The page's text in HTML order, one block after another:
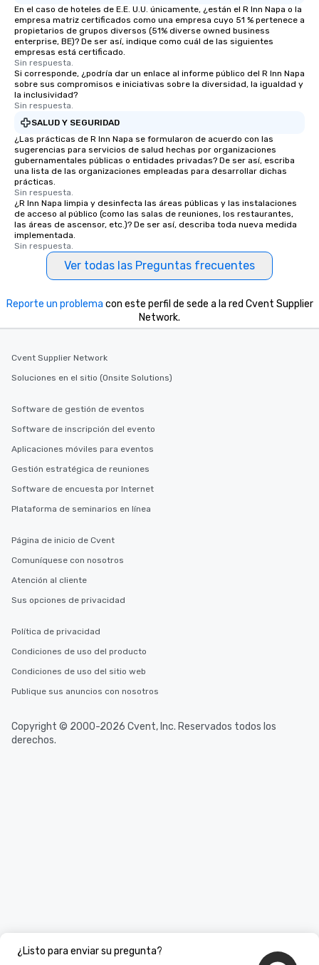
En el caso de hoteles de E.E. U.U. únicamente, ¿están el R Inn Napa o la
empresa matriz certificados como una empresa cuyo 51 % pertenece a
propietarios de grupos diversos (51% diverse owned business
enterprise, BE)? De ser así, indique como cuál de las siguientes
empresas está certificado.
Sin respuesta.
Si corresponde, ¿podría dar un enlace al informe público del R Inn Napa
sobre sus compromisos e iniciativas sobre la diversidad, la igualdad y
la inclusividad?
Sin respuesta.
SALUD Y SEGURIDAD
¿Las prácticas de R Inn Napa se formularon de acuerdo con las
sugerencias para servicios de salud hechas por organizaciones
gubernamentales públicas o entidades privadas? De ser así, escriba
una lista de las organizaciones empleadas para desarrollar dichas
prácticas.
Sin respuesta.
¿R Inn Napa limpia y desinfecta las áreas públicas y las instalaciones
de acceso al público (como las salas de reuniones, los restaurantes,
las áreas de ascensor, etc.)? De ser así, describa toda nueva medida
implementada.
Sin respuesta.
Ver todas las Preguntas frecuentes
¿Listo para enviar su pregunta?
Reporte un problema con este perfil de sede a la red Cvent Supplier
Network.
Cvent Supplier Network
Soluciones en el sitio (Onsite Solutions)
Software de gestión de eventos
Software de inscripción del evento
Aplicaciones móviles para eventos
Gestión estratégica de reuniones
Software de encuesta por Internet
Plataforma de seminarios en línea
Página de inicio de Cvent
Comuníquese con nosotros
Atención al cliente
Sus opciones de privacidad
Política de privacidad
Condiciones de uso del producto
Condiciones de uso del sitio web
Publique sus anuncios con nosotros
Copyright © 2000-2026 Cvent, Inc. Reservados todos los
derechos.